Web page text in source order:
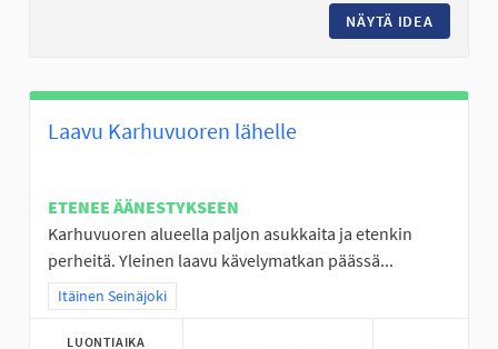
NÄYTÄ IDEA
Laavu Karhuvuoren lähelle
ETENEE ÄÄNESTYKSEEN
Karhuvuoren alueella paljon asukkaita ja etenkin
perheitä. Yleinen laavu kävelymatkan päässä...
Rajaa tulokset teeman mukaan: Itäinen Seinäjoki
Itäinen Seinäjoki
LUONTIAIKA